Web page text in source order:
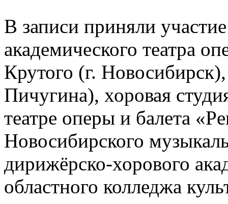
В записи приняли
академического театра
Крутого (г.
Пичугина), хоровая
театре оперы и балета
Новосибирского
дирижёрско-хорового
областного колледжа